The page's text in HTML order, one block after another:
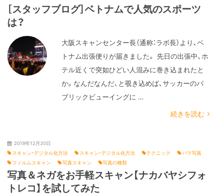
［スタッフブログ］ベトナムで人気のスポーツ
は？
大阪スキャンセンター長（通称：ラボ長）より、ベ
トナム出張便りが届きました。 先日の出張中、ホ
テル近くで突如ひどい人混みに巻き込まれたと
か。なんだなんだ、と覗き込めば、サッカーのパ
ブリックビューイングに …
続きを読む
2019年12月20日
スキャン・デジタル化方法
スキャン・デジタル化方法 テクニック
バラ写真
フィルムスキャン
写真スキャン 写真の種類
写真＆ネガをお手軽スキャン【ナカバヤシフォ
トレコ】を試してみた